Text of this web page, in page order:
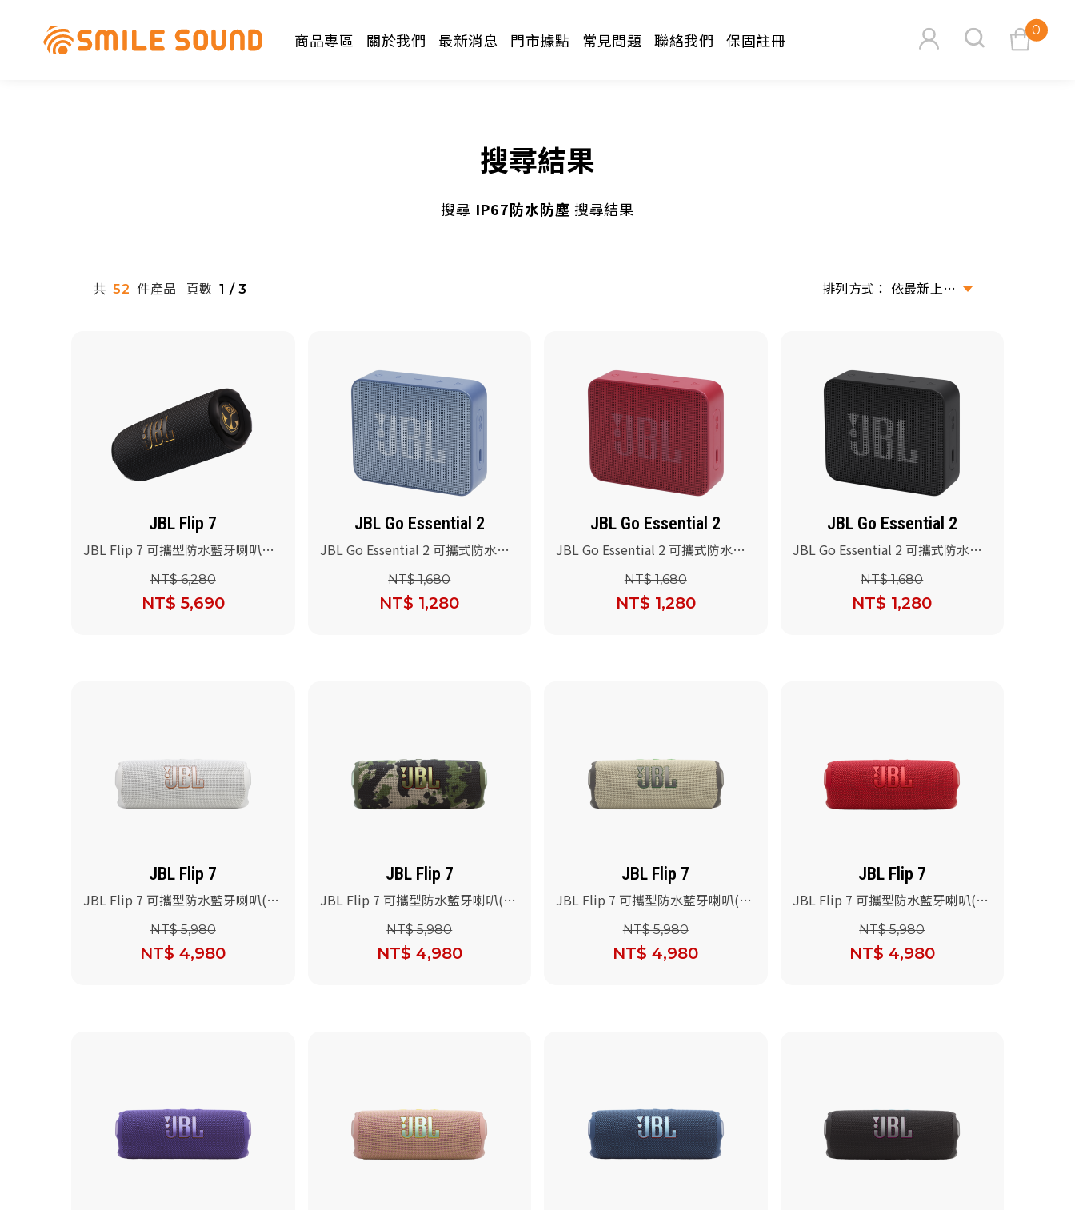
0
商品專區 關於我們 最新消息 門市據點 常見問題 聯絡我們 保固註冊
搜尋結果
搜尋 IP67防水防塵 搜尋結果
共 52 件產品 頁數 1 / 3 依最新上架排序
JBL Flip 7
JBL Flip 7 可攜型防水藍牙喇叭
(Tomorrowland聯名版)
NT$ 6,280
NT$ 5,690
JBL Go Essential 2
JBL Go Essential 2 可攜式防水喇
NT$ 1,680
NT$ 1,280
JBL Go Essential 2
JBL Go Essential 2 可攜式防水喇
NT$ 1,680
NT$ 1,280
JBL Go Essential 2
JBL Go Essential 2 可攜式防水喇
NT$ 1,680
NT$ 1,280
JBL Flip 7
JBL Flip 7 可攜型防水藍牙喇叭(白
NT$ 5,980
NT$ 4,980
JBL Flip 7
JBL Flip 7 可攜型防水藍牙喇叭(迷
NT$ 5,980
NT$ 4,980
JBL Flip 7
JBL Flip 7 可攜型防水藍牙喇叭(沙
NT$ 5,980
NT$ 4,980
JBL Flip 7
JBL Flip 7 可攜型防水藍牙喇叭(紅
NT$ 5,980
NT$ 4,980